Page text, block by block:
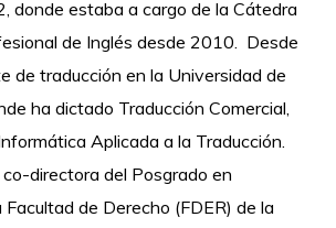
donde estaba a cargo de la Cátedra
de Inglés desde 2010. Desde
de traducción en la Universidad de
ha dictado Traducción Comercial,
Aplicada a la Traducción.
directora del Posgrado en
Facultad de Derecho (FDER) de la